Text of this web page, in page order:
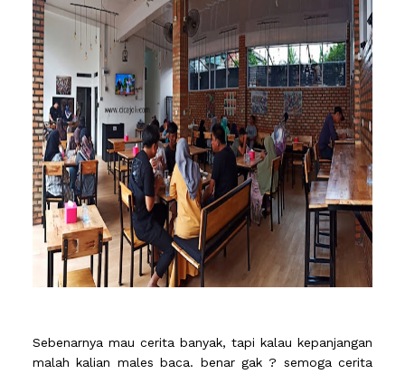
Sebenarnya mau cerita banyak, tapi kalau kepanjangan
malah kalian males baca. benar gak ? semoga cerita